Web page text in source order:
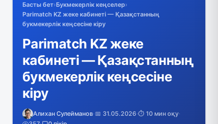
Басты бет›Букмекерлік кеңселер›
Parimatch KZ жеке кабинеті — Қазақстанның
букмекерлік кеңсесіне кіру
Parimatch KZ жеке
кабинеті — Қазақстанның
букмекерлік кеңсесіне
кіру
Алихан Сулейманов·📅 31.05.2026·⏱️ 10 мин оқу·